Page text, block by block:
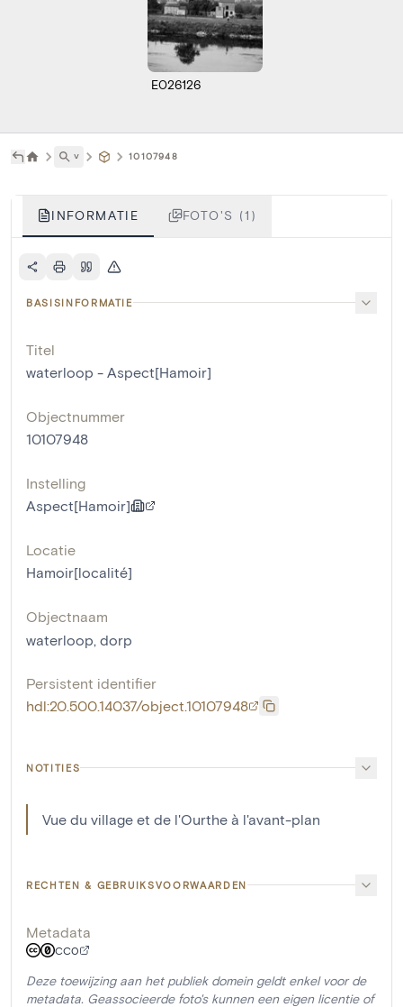
E026126
˅ 10107948
INFORMATIE FOTO'S (1)
BASISINFORMATIE
Titel
waterloop - Aspect[Hamoir]
Objectnummer
10107948
Instelling
Aspect[Hamoir]
Locatie
Hamoir[localité]
Objectnaam
waterloop, dorp
Persistent identifier
hdl:20.500.14037/object.10107948
NOTITIES
Vue du village et de l'Ourthe à l'avant-plan
RECHTEN & GEBRUIKSVOORWAARDEN
Metadata
CC0
Deze toewijzing aan het publiek domein geldt enkel voor de
metadata. Geassocieerde foto's kunnen een eigen licentie of